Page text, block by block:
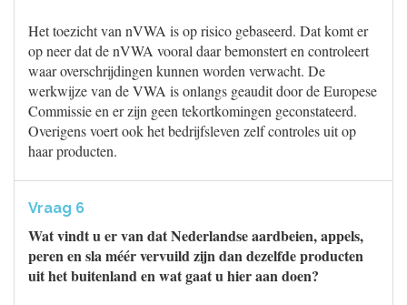
Het toezicht van nVWA is op risico gebaseerd. Dat komt er
op neer dat de nVWA vooral daar bemonstert en controleert
waar overschrijdingen kunnen worden verwacht. De
werkwijze van de VWA is onlangs geaudit door de Europese
Commissie en er zijn geen tekortkomingen geconstateerd.
Overigens voert ook het bedrijfsleven zelf controles uit op
haar producten.
Vraag 6
Wat vindt u er van dat Nederlandse aardbeien, appels,
peren en sla méér vervuild zijn dan dezelfde producten
uit het buitenland en wat gaat u hier aan doen?